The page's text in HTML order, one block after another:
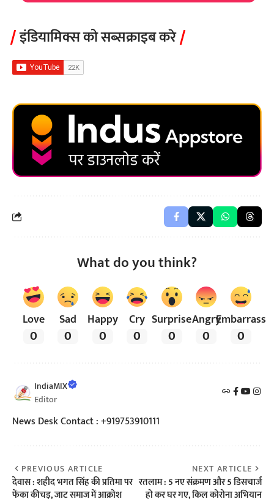
इंडियामिक्स को सब्सक्राइब करे
What do you think?
Love
0
Sad
0
Happy
0
Cry
0
Surprise
0
Angry
0
Embarrass
0
IndiaMIX
Editor
News Desk Contact : +919753910111
PREVIOUS ARTICLE
देवास : शहीद भगत सिंह की प्रतिमा पर
फेंका कीचड़, जाट समाज में आक्रोश
NEXT ARTICLE
रतलाम : 5 नए संक्रमण और 5 डिसचार्ज
हो कर घर गए, किल कोरोना अभियान